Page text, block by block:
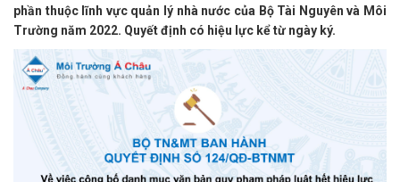
phần thuộc lĩnh vực quản lý nhà nước của Bộ Tài Nguyên và Môi
Trường năm 2022. Quyết định có hiệu lực kể từ ngày ký.